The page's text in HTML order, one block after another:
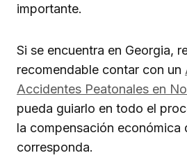
importante.
Si se encuentra en Georgia,
recomendable contar con un
Accidentes Peatonales en
pueda guiarlo en todo el
la compensación económica
corresponda.